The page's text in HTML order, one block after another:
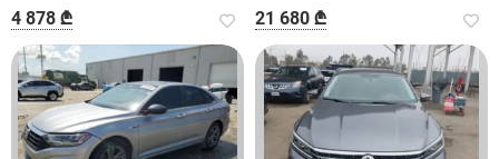
4 878 ₾ 21 680 ₾